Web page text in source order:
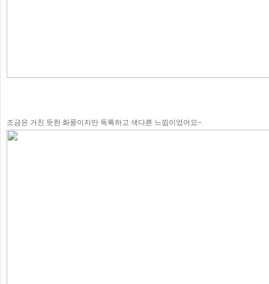
조금은 거친 듯한 화풍이지만 독특하고 색다른 느낌이었어요~